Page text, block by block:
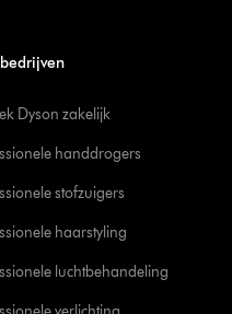
Dyson zakelijk
handdrogers
stofzuigers
haarstyling
luchtbehandeling